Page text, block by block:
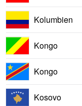
Kolumbien
Kongo
Kongo
Kosovo